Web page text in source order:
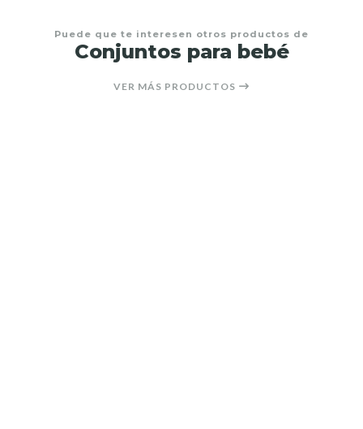
Puede que te interesen otros productos de
Conjuntos para bebé
VER MÁS PRODUCTOS